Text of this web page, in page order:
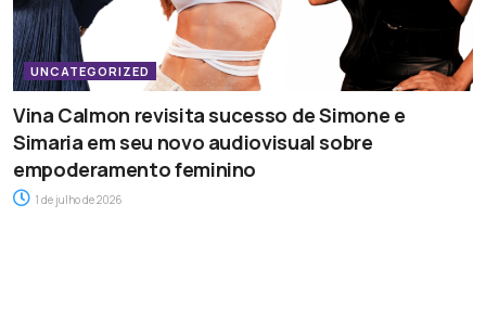
UNCATEGORIZED
Vina Calmon revisita sucesso de Simone e
Simaria em seu novo audiovisual sobre
empoderamento feminino
1 de julho de 2026